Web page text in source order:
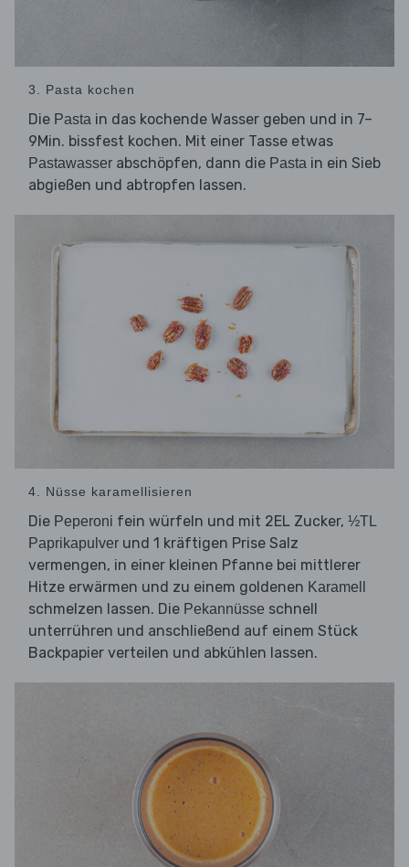
3. Pasta kochen
Die Pasta in das kochende Wasser geben und in 7–
9Min. bissfest kochen. Mit einer Tasse etwas
Pastawasser abschöpfen, dann die Pasta in ein Sieb
abgießen und abtropfen lassen.
4. Nüsse karamellisieren
Die Peperoni fein würfeln und mit 2EL Zucker, ½TL
Paprikapulver und 1 kräftigen Prise Salz
vermengen, in einer kleinen Pfanne bei mittlerer
Hitze erwärmen und zu einem goldenen Karamell
schmelzen lassen. Die Pekannüsse schnell
unterrühren und anschließend auf einem Stück
Backpapier verteilen und abkühlen lassen.